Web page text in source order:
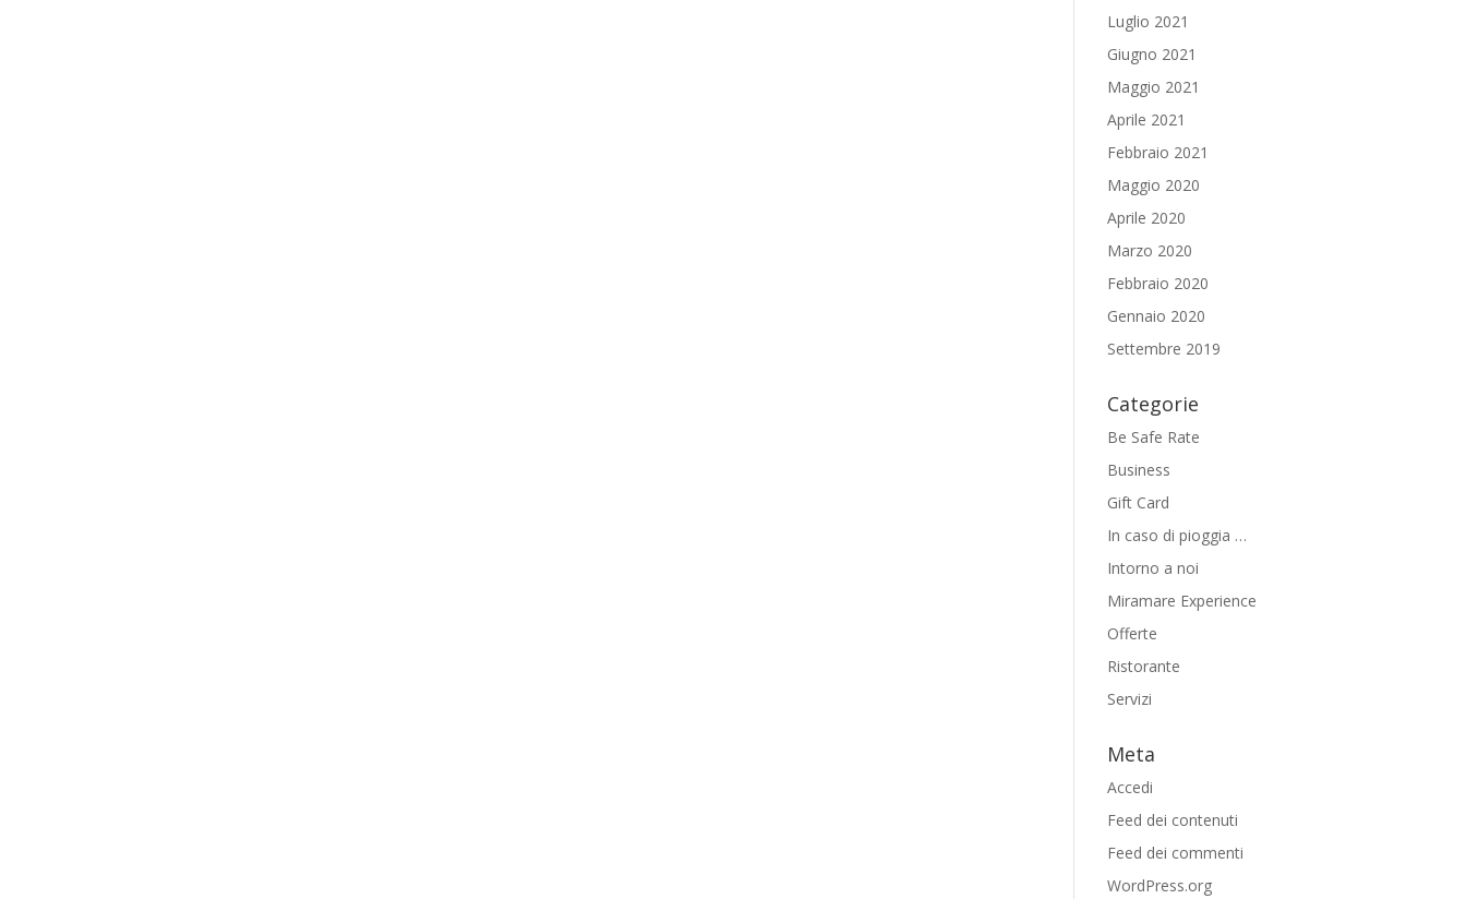
Luglio 2021
Giugno 2021
Maggio 2021
Aprile 2021
Febbraio 2021
Maggio 2020
Aprile 2020
Marzo 2020
Febbraio 2020
Gennaio 2020
Settembre 2019
Categorie
Be Safe Rate
Business
Gift Card
In caso di pioggia …
Intorno a noi
Miramare Experience
Offerte
Ristorante
Servizi
Meta
Accedi
Feed dei contenuti
Feed dei commenti
WordPress.org